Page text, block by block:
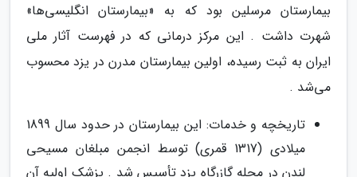
بیمارستان مرسلین بود که به «بیمارستان انگلیسی‌ها»
شهرت داشت . این مرکز درمانی که در فهرست آثار ملی
ایران به ثبت رسیده، اولین بیمارستان مدرن در یزد محسوب
می‌شد .
تاریخچه و خدمات: این بیمارستان در حدود سال 1899
میلادی (1317 قمری) توسط انجمن مبلغان مسیحی
لندن در محله گازرگاه یزد تأسیس شد . پزشک اولیه آن